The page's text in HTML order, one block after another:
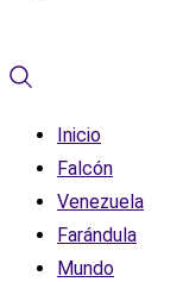
Inicio
Falcón
Venezuela
Farándula
Mundo